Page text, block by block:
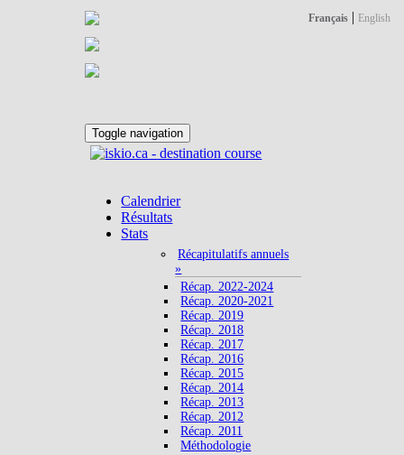
Toggle navigation
Calendrier
Résultats
Stats
Récapitulatifs annuels
»
Récap. 2022-2024
Récap. 2020-2021
Récap. 2019
Récap. 2018
Récap. 2017
Récap. 2016
Récap. 2015
Récap. 2014
Récap. 2013
Récap. 2012
Récap. 2011
Méthodologie
Français | English